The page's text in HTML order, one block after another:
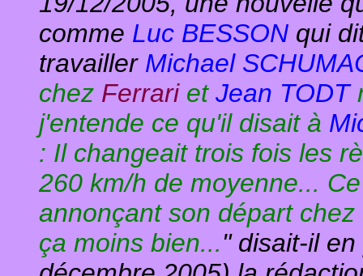
comme Luc BESSON qui
travailler Michael
chez FerrarietJean TODT
j'entende ce qu'il disait à
: Il changeait trois fois les
260 km/h de moyenne...
annonçant son départ chez
ça moins bien..." disait-il